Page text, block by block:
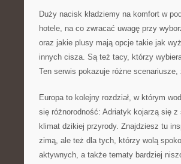
Duży nacisk kładziemy na komfort w
hotele, na co zwracać uwagę przy
oraz jakie plusy mają opcje takie jak
innych cisza. Są też tacy, którzy
Ten serwis pokazuje różne
Europa to kolejny rozdział, w którym
się różnorodność: Adriatyk kojarzą się z
klimat dzikiej przyrody. Znajdziesz tu
zimą, ale też dla tych, którzy wolą
aktywnych, a także tematy bardziej